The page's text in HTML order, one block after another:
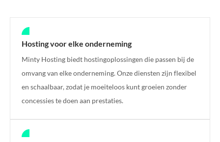
Hosting voor elke onderneming
Minty Hosting biedt hostingoplossingen die passen bij de
omvang van elke onderneming. Onze diensten zijn flexibel
en schaalbaar, zodat je moeiteloos kunt groeien zonder
concessies te doen aan prestaties.